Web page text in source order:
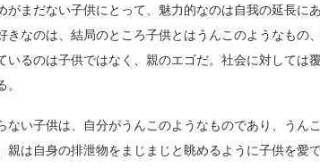
まだない子供にとって、魅力的なのは自我の延長に
きなのは、結局のところ子供とはうんこのようなもの
いるのは子供ではなく、親のエゴだ。社会に対しては
ない子供は、自分がうんこのようなものであり、うん
親は自身の排泄物をまじまじと眺めるように子供を愛